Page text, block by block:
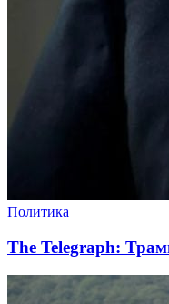
Политика
The Telegraph: